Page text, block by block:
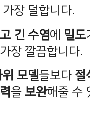
장 덜합니다.
긴 수염에 밀도
장 깔끔합니다.
모델들보다절
을보완해줄 수